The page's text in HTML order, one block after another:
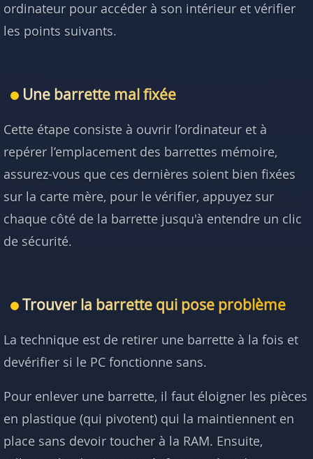
ordinateur pour accéder à son intérieur et vérifier
les points suivants.
Une barrette mal fixée
Cette étape consiste à ouvrir l’ordinateur et à
repérer l’emplacement des barrettes mémoire,
assurez-vous que ces dernières soient bien fixées
sur la carte mère, pour le vérifier, appuyez sur
chaque côté de la barrette jusqu'à entendre un clic
de sécurité.
Trouver la barrette qui pose problème
La technique est de retirer une barrette à la fois et
devérifier si le PC fonctionne sans.
Pour enlever une barrette, il faut éloigner les pièces
en plastique (qui pivotent) qui la maintiennent en
place sans devoir toucher à la RAM. Ensuite,